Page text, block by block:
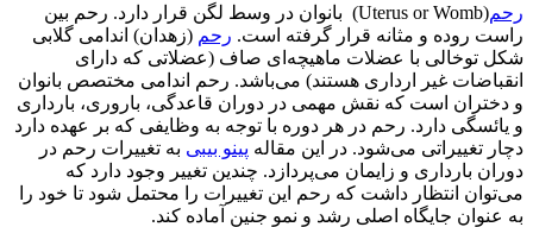
(Uterus or Womb) بانوان در وسط لگن قرار دارد. رحم بین
روده و مثانه قرار گرفته است.رحم (زهدان) اندامی گلابی
توخالی با عضلات ماهیچه‌ای صاف (عضلاتی که دارای
غیر ارداری هستند) می‌باشد. رحم اندامی مختصص بانوان
است که نقش مهمی در دوران قاعدگی، باروری، بارداری
دارد. رحم در هر دوره با توجه به وظایفی که بر عهده دارد
تغییراتی می‌شود. در این مقالهپینو بیبی به تغییرات رحم در
بارداری و زایمان می‌پردازد. چندین تغییر وجود دارد که
انتظار داشت که رحم این تغییرات را محتمل ‌شود تا خود را
جایگاه اصلی رشد و نمو جنین آماده کند.